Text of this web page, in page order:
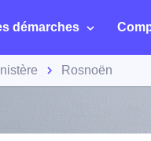
démarches
Rosnoën